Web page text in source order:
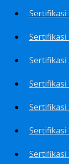
Sertifikasi
Sertifikasi
Sertifikasi
Sertifikasi